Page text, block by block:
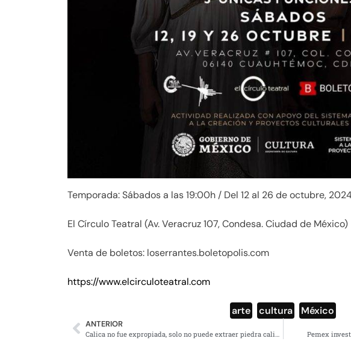
Temporada: Sábados a las 19:00h / Del 12 al 26 de octubre,
El Círculo Teatral (Av. Veracruz 107, Condesa. Ciudad de México)
Venta de boletos: loserrantes.boletopolis.com
https://www.elcirculoteatral.com
arte cultura México
ANTERIOR
Pemex